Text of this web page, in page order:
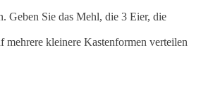
Geben Sie das Mehl, die 3 Eier, die
mehrere kleinere Kastenformen verteilen